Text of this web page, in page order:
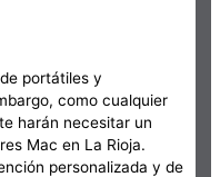
portátiles y
como cualquier
harán necesitar un
Mac en La Rioja.
personalizada y de